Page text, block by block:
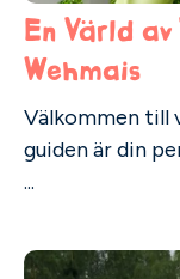
En Värld
Wehmais
Välkommen till
guiden är din
...